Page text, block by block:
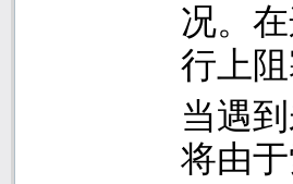
况。
行上阻
当遇
将由